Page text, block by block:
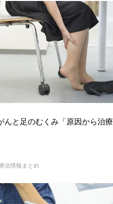
んと足のむくみ「原因から治療
法情報まとめ